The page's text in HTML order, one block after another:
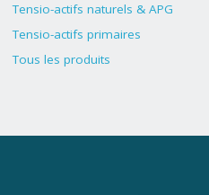
Tensio-actifs naturels & APG
Tensio-actifs primaires
Tous les produits